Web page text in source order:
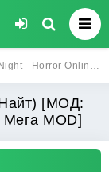
Монеты и Мега MOD] | Взлом Last Night - Horror Online на Андроид
[МОД:
MOD]